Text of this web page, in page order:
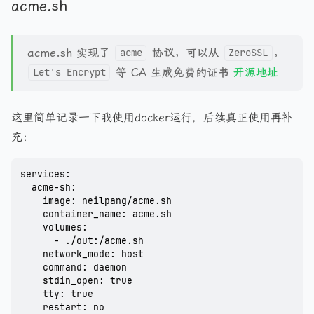
acme.sh
acme.sh 实现了 acme 协议，可以从 ZeroSSL ，
Let's Encrypt 等 CA 生成免费的证书 开源地址
这里简单记录一下我使用docker运行，后续真正使用再补
充：
services:
  acme-sh:
    image: neilpang/acme.sh
    container_name: acme.sh
    volumes:
      - ./out:/acme.sh
    network_mode: host
    command: daemon
    stdin_open: true
    tty: true
    restart: no